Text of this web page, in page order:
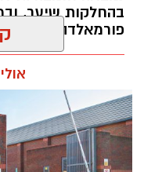
גבוהה.
ניסיון בפיתוח
ניסיון ויכולת
יכולת לפיתוח
ואירועי תוכן.
חשיבה עצמאית
יחסי אנוש
בהחלקות שיער,
פורמאלדהיד -